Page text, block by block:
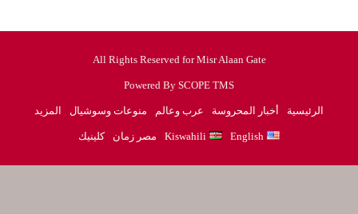
All Rights Reserved for Misr Alaan Gate
Powered By SCOPE TMS
الرئيسية أخبار المحروسة عرب وعالم منوعات وسوشيال المزيد
English
Kiswahili مصر زمان كلينيك